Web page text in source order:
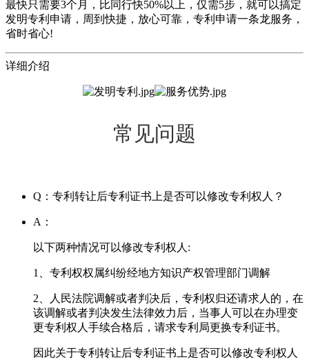
最快只需要3个月，比同行快50%以上，仅需5步，就可以搞定
发明专利申请，周到快捷，放心可靠，专利申请一条龙服务，
省时省心!
详细介绍
常见问题
Q：专利转让后专利证书上是否可以修改专利权人？
A：
以下两种情况可以修改专利权人:
1、专利权权属纠纷经地方知识产权管理部门调解
2、人民法院调解或者判决后，专利权归还请求人的，在
该调解或者判决发生法律效力后，当事人可以在办理变
更专利权人手续合格后，请求专利局更换专利证书。
因此关于专利转让后专利证书上是否可以修改专利权人